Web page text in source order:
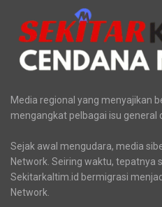
Media regional yang menyajikan
mengangkat pelbagai isu general
Sejak awal mengudara, media
Network. Seiring waktu, tepatnya
Sekitarkaltim.id bermigrasi
Network.